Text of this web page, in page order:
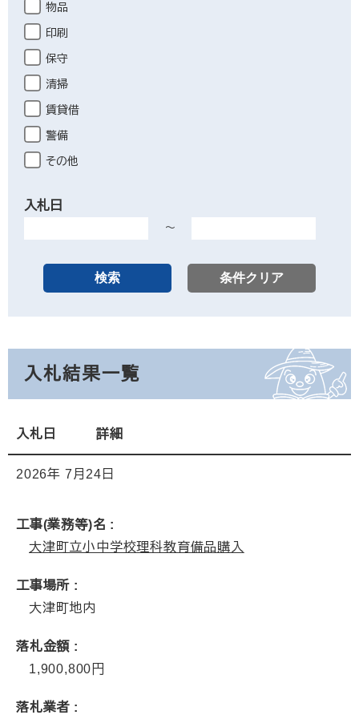
物品
印刷
保守
清掃
賃貸借
警備
その他
入札日
～
入札結果一覧
入札日 詳細
2026年 7月24日
工事(業務等)名
大津町立小中学校理科教育備品購入
工事場所
大津町地内
落札金額
1,900,800
落札業者